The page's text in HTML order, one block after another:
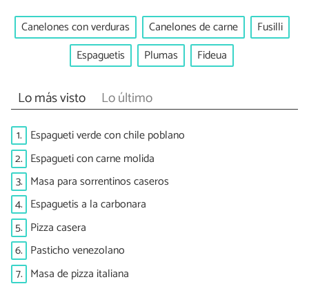
Canelones con verduras Canelones de carne
Fusilli
Espaguetis
Plumas Fideua
Lo más visto Lo último
1. Espagueti verde con chile poblano
2. Espagueti con carne molida
3. Masa para sorrentinos caseros
4. Espaguetis a la carbonara
5. Pizza casera
6. Pasticho venezolano
7. Masa de pizza italiana